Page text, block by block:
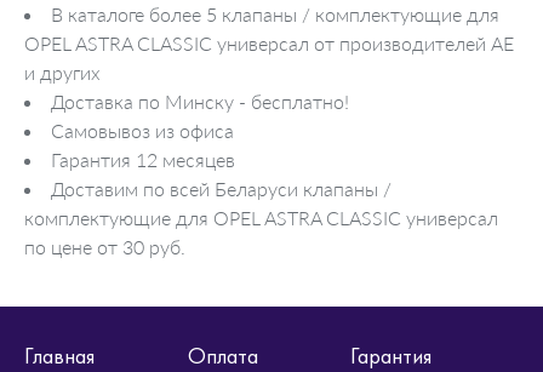
В каталоге более 5 клапаны / комплектующие для
OPEL ASTRA CLASSIC универсал от производителей AE
и других
Доставка по Минску - бесплатно!
Самовывоз из офиса
Гарантия 12 месяцев
Доставим по всей Беларуси клапаны /
комплектующие для OPEL ASTRA CLASSIC универсал
по цене от 30 руб.
Главная Оплата
Гарантия